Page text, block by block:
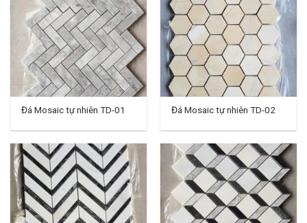
Đá Mosaic tự nhiên TD-01 Đá Mosaic tự nhiên TD-02